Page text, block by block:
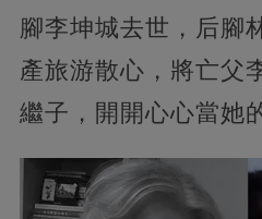
腳李坤城去世，后腳
產旅游散心，將亡父
繼子，開開心心當她